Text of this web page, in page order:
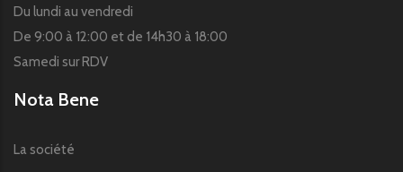
Du lundi au vendredi
De 9:00 à 12:00 et de 14h30 à 18:00
Samedi sur RDV
Nota Bene
La société